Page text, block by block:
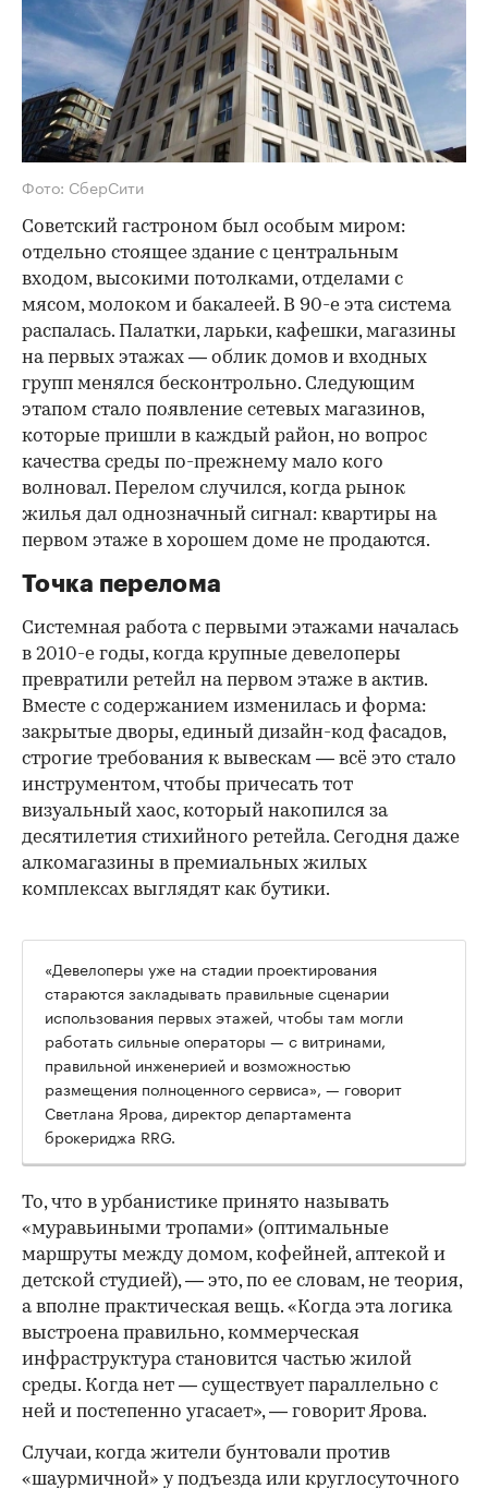
Фото: СберСити
Советский гастроном был особым миром:
отдельно стоящее здание с центральным
входом, высокими потолками, отделами с
мясом, молоком и бакалеей. В 90-е эта система
распалась. Палатки, ларьки, кафешки, магазины
на первых этажах — облик домов и входных
групп менялся бесконтрольно. Следующим
этапом стало появление сетевых магазинов,
которые пришли в каждый район, но вопрос
качества среды по-прежнему мало кого
волновал. Перелом случился, когда рынок
жилья дал однозначный сигнал: квартиры на
первом этаже в хорошем доме не продаются.
Точка перелома
Системная работа с первыми этажами началась
в 2010-е годы, когда крупные девелоперы
превратили ретейл на первом этаже в актив.
Вместе с содержанием изменилась и форма:
закрытые дворы, единый дизайн-код фасадов,
строгие требования к вывескам — всё это стало
инструментом, чтобы причесать тот
визуальный хаос, который накопился за
десятилетия стихийного ретейла. Сегодня даже
алкомагазины в премиальных жилых
комплексах выглядят как бутики.
00:00
«Девелоперы уже на стадии проектирования
стараются закладывать правильные сценарии
использования первых этажей, чтобы там могли
работать сильные операторы — с витринами,
правильной инженерией и возможностью
размещения полноценного сервиса», — говорит
Светлана Ярова, директор департамента
брокериджа RRG.
То, что в урбанистике принято называть
«муравьиными тропами» (оптимальные
маршруты между домом, кофейней, аптекой и
детской студией), — это, по ее словам, не теория,
а вполне практическая вещь. «Когда эта логика
выстроена правильно, коммерческая
инфраструктура становится частью жилой
среды. Когда нет — существует параллельно с
ней и постепенно угасает», — говорит Ярова.
Случаи, когда жители бунтовали против
«шаурмичной» у подъезда или круглосуточного